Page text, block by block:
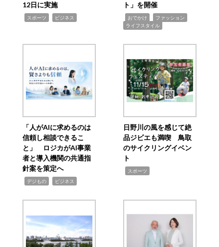
12日に実施
スポーツ ビジネス
ト」を開催
おでかけ ファッション
ライフスタイル
「人がAIに求めるのは
信頼し相談できるこ
と」 ロジカがAI事業
者と導入機関の共通指
針案を策定へ
デジもの ビジネス
日野川の風を感じて絶
品ジビエも満喫 鳥取
のサイクリングイベン
ト
スポーツ